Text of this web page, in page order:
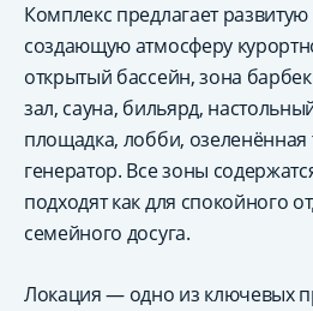
Комплекс предлагает развитую
создающую атмосферу
открытый бассейн, зона
зал, сауна, бильярд,
площадка, лобби, озеленённая
генератор. Все зоны
подходят как для спокойного
семейного досуга.
Локация — одно из ключевых